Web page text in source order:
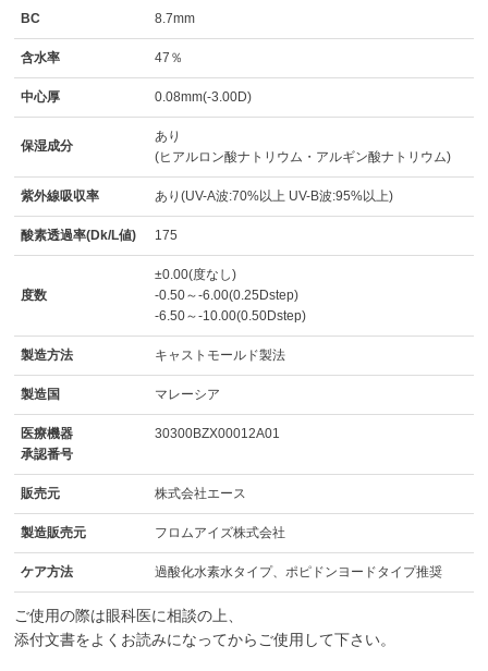
BC 8.7mm
含水率 47％
中心厚 0.08mm(-3.00D)
保湿成分
あり
(ヒアルロン酸ナトリウム・アルギン酸ナトリウム)
紫外線吸収率 あり(UV-A波:70%以上 UV-B波:95%以上)
酸素透過率(Dk/L値) 175
度数
±0.00(度なし)
-0.50～-6.00(0.25Dstep)
-6.50～-10.00(0.50Dstep)
製造方法 キャストモールド製法
製造国 マレーシア
医療機器
承認番号
30300BZX00012A01
販売元 株式会社エース
製造販売元 フロムアイズ株式会社
ケア方法 過酸化水素水タイプ、ポピドンヨードタイプ推奨
ご使用の際は眼科医に相談の上、
添付文書をよくお読みになってからご使用して下さい。